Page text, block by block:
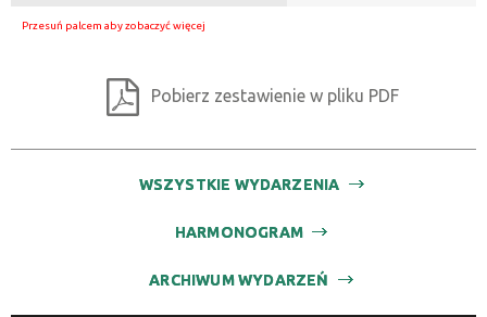
Pobierz zestawienie w pliku PDF
WSZYSTKIE WYDARZENIA
HARMONOGRAM
ARCHIWUM WYDARZEŃ